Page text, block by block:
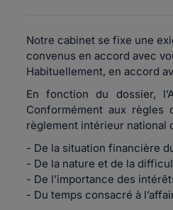
Notre cabinet se fixe une
convenus en accord avec
Habituellement, en accord
En fonction du dossier,
Conformément aux règles
règlement intérieur national
- De la situation financière
- De la nature et de la
- De l’importance des
- Du temps consacré à